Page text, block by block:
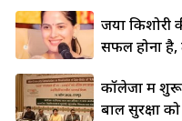
जया किशोरी
सफल होना है,
कॉलेजों में शुरू
बाल सुरक्षा